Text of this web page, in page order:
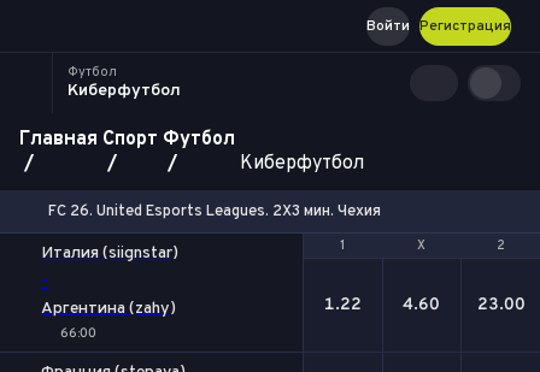
Регистрация
Войти
Футбол
Киберфутбол
Главная Спорт Футбол
Киберфутбол
FC 26. United Esports Leagues. 2X3 мин. Чехия
1 Х 2
Италия (siignstar)
-
Аргентина (zahy)
66:00
1 Х 2
1.22 4.60 23.00